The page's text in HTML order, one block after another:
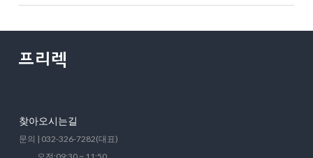
찾아오시는길
문의 | 032-326-7282(대표)